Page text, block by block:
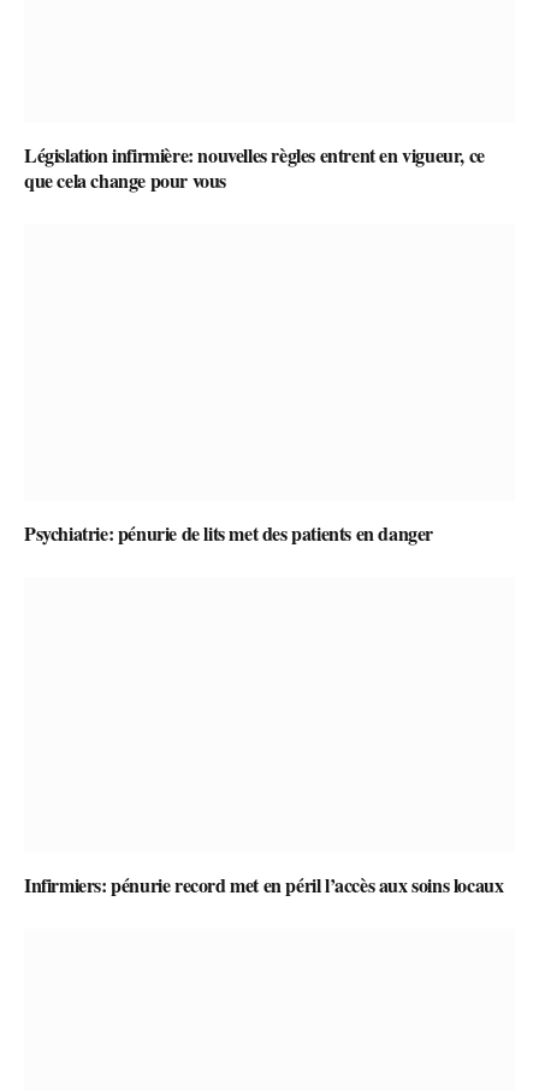
Législation infirmière: nouvelles règles entrent en vigueur, ce
que cela change pour vous
Psychiatrie: pénurie de lits met des patients en danger
Infirmiers: pénurie record met en péril l’accès aux soins locaux